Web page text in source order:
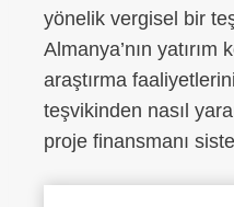
yönelik vergisel bir
Almanya’nın
araştırma
teşvikinden nasıl
proje finansmanı